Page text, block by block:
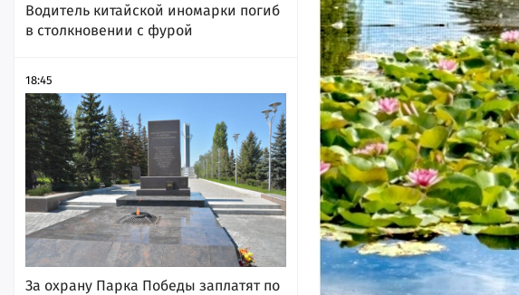
Водитель китайской иномарки погиб
в столкновении с фурой
18:45
За охрану Парка Победы заплатят по